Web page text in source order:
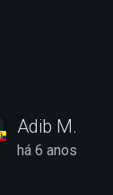
Adib M.
há 6 anos